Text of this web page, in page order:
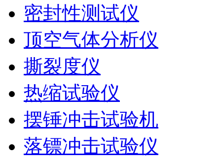
密封性测试仪
顶空气体分析仪
撕裂度仪
热缩试验仪
摆锤冲击试验机
落镖冲击试验仪